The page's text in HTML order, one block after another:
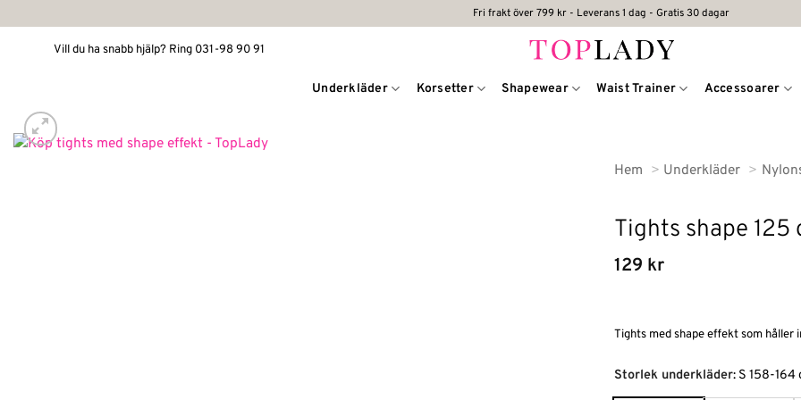
to
Fri frakt över 799 kr - Leverans 1 dag - Gratis 30 dagar
Vill du ha snabb hjälp? Ring 031-98 90 91
Underkläder Korsetter Shapewear Waist Trainer Accessoarer
Hem Underkläder
Tights shape 125
129 kr
Tights med shape effekt som håller
Storlek underkläder: S 158-164
Alternative: